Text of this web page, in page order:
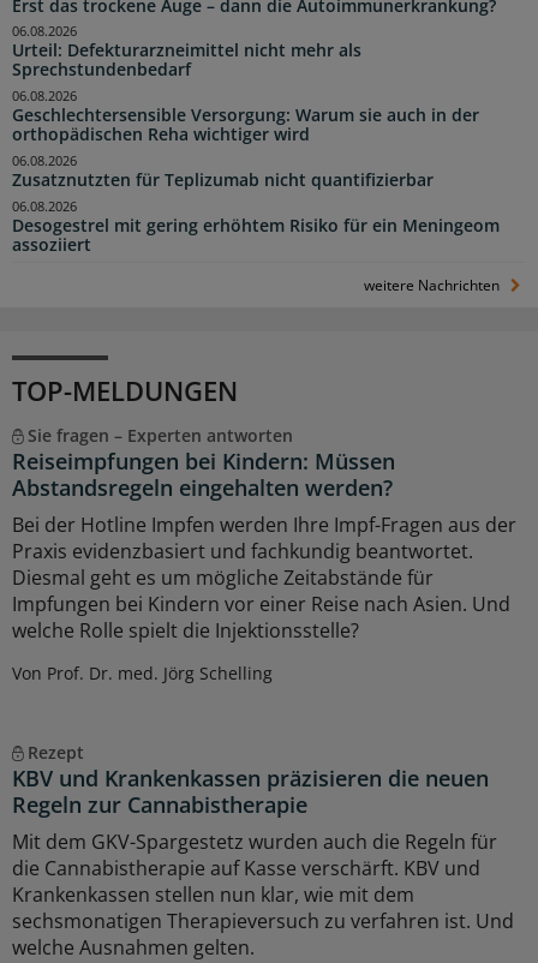
Erst das trockene Auge – dann die Autoimmunerkrankung?
Urteil: Defekturarzneimittel nicht mehr als
Sprechstundenbedarf
06.08.2026
Geschlechtersensible Versorgung: Warum sie auch in der
orthopädischen Reha wichtiger wird
06.08.2026
Zusatznutzten für Teplizumab nicht quantifizierbar
06.08.2026
Desogestrel mit gering erhöhtem Risiko für ein Meningeom
assoziiert
06.08.2026
weitere Nachrichten
TOP-MELDUNGEN
Sie fragen – Experten antworten
Reiseimpfungen bei Kindern: Müssen
Abstandsregeln eingehalten werden?
Bei der Hotline Impfen werden Ihre Impf-Fragen aus der
Praxis evidenzbasiert und fachkundig beantwortet.
Diesmal geht es um mögliche Zeitabstände für
Impfungen bei Kindern vor einer Reise nach Asien. Und
welche Rolle spielt die Injektionsstelle?
Von Prof. Dr. med. Jörg Schelling
Rezept
KBV und Krankenkassen präzisieren die neuen
Regeln zur Cannabistherapie
Mit dem GKV-Spargestetz wurden auch die Regeln für
die Cannabistherapie auf Kasse verschärft. KBV und
Krankenkassen stellen nun klar, wie mit dem
sechsmonatigen Therapieversuch zu verfahren ist. Und
welche Ausnahmen gelten.